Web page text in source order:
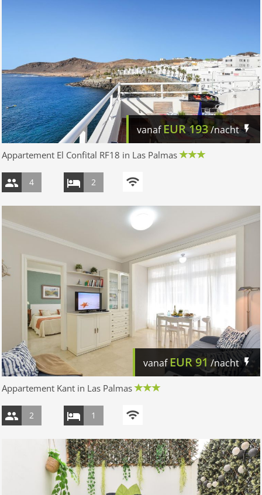
vanafEUR193/nacht
Appartement El Confital RF18 in Las Palmas
4 2
vanaf EUR91 /nacht
Appartement Kant in Las Palmas
2 1